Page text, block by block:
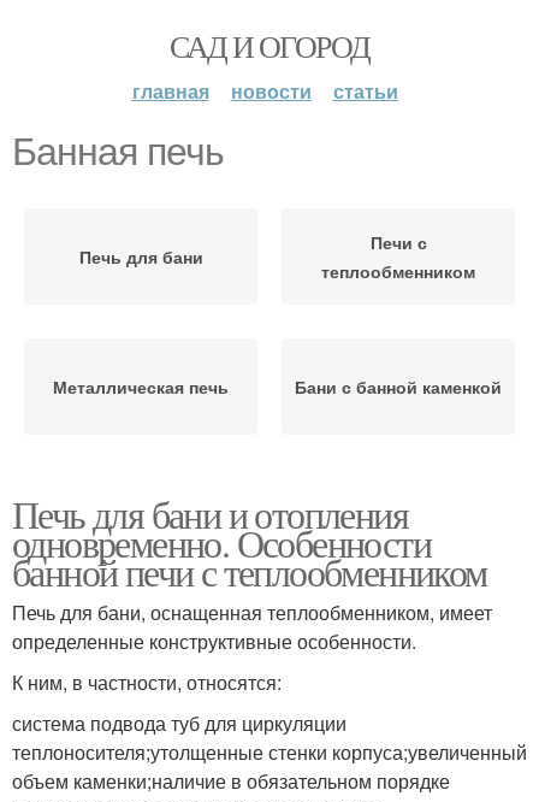
САД И ОГОРОД
главная новости статьи
Банная печь
Печь для бани
Печи с
теплообменником
Металлическая печь Бани с банной каменкой
Печь для бани и отопления
одновременно. Особенности
банной печи с теплообменником
Печь для бани, оснащенная теплообменником, имеет
определенные конструктивные особенности.
К ним, в частности, относятся:
система подвода туб для циркуляции
теплоносителя;утолщенные стенки корпуса;увеличенный
объем каменки;наличие в обязательном порядке